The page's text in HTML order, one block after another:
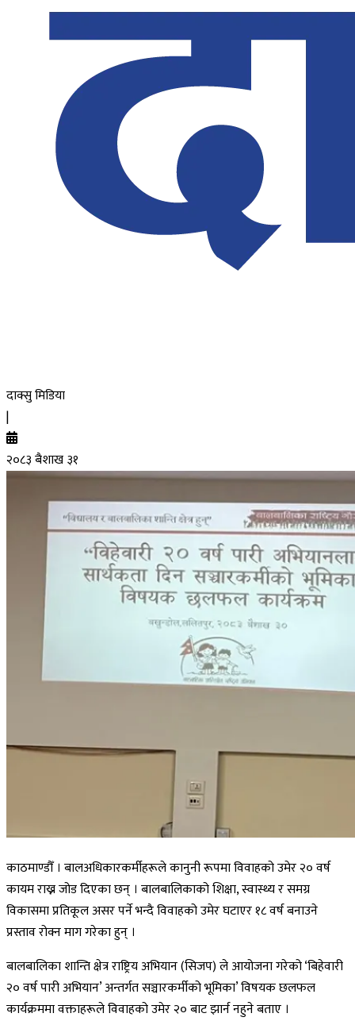
दाक्सु मिडिया
|
२०८३ बैशाख ३१
काठमाण्डौँ । बालअधिकारकर्मीहरूले कानुनी रूपमा विवाहको उमेर २० वर्ष
कायम राख्न जोड दिएका छन् । बालबालिकाको शिक्षा, स्वास्थ्य र समग्र
विकासमा प्रतिकूल असर पर्ने भन्दै विवाहको उमेर घटाएर १८ वर्ष बनाउने
प्रस्ताव रोक्न माग गरेका हुन् ।
बालबालिका शान्ति क्षेत्र राष्ट्रिय अभियान (सिजप) ले आयोजना गरेको ‘बिहेवारी
२० वर्ष पारी अभियान’ अन्तर्गत सञ्चारकर्मीको भूमिका’ विषयक छलफल
कार्यक्रममा वक्ताहरूले विवाहको उमेर २० बाट झार्न नहुने बताए ।